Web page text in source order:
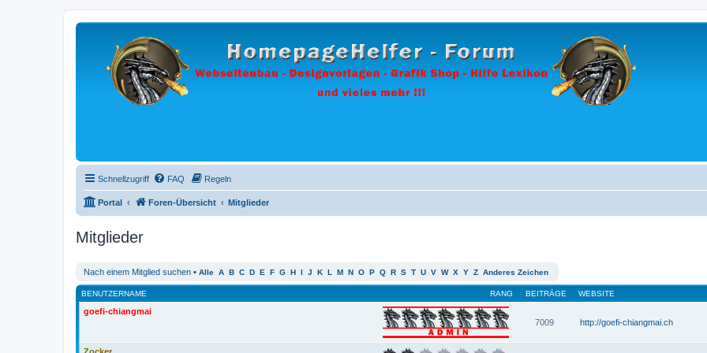
Schnellzugriff FAQ Regeln
Portal Foren-Übersicht Mitglieder
Mitglieder
Nach einem Mitglied suchen • Alle A B C D E F G H I J K L M N O P Q R S T U V W X Y Z Anderes Zeichen
RANG
BENUTZERNAME BEITRÄGE WEBSITE
goefi-chiangmai
7009
http://goefi-chiangmai.ch